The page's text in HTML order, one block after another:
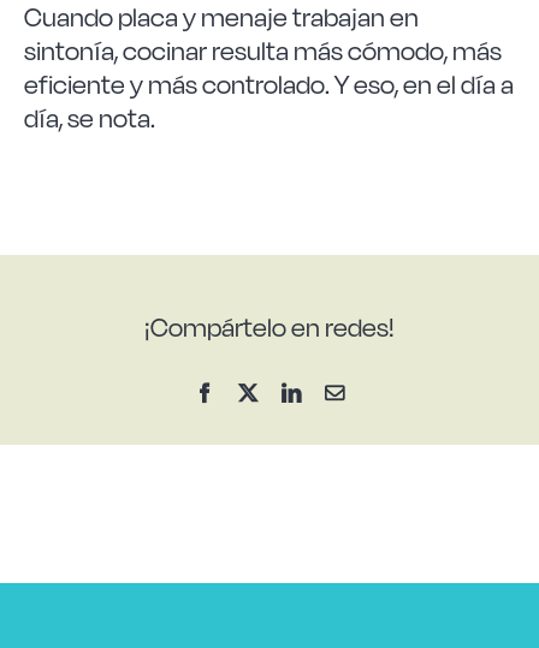
Cuando placa y menaje trabajan en
sintonía, cocinar resulta más cómodo, más
eficiente y más controlado. Y eso, en el día a
día, se nota.
¡Compártelo en redes!
Facebook
X LinkedInCorreo